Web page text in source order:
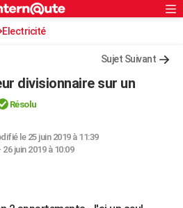
S'inscrire
Connexion
Electricité
Sujet Suivant
divisionnaire sur un
Résolu
le 25 juin 2019 à 11:39
26 juin 2019 à 10:09